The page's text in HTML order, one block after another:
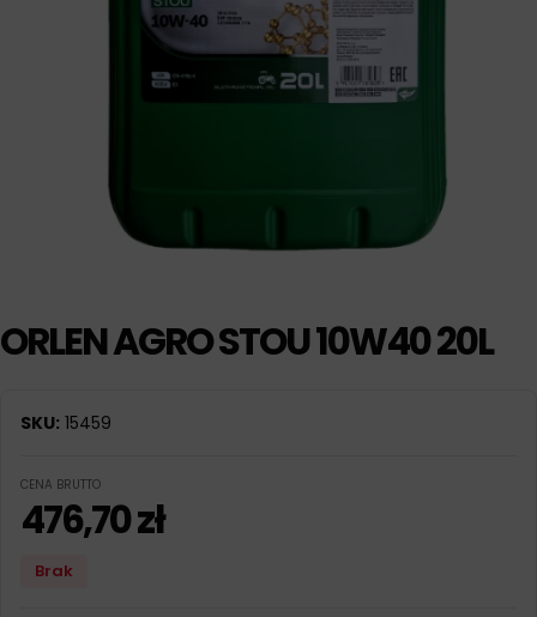
ORLEN AGRO STOU 10W40 20L
SKU: 15459
CENA BRUTTO
476,70zł
Brak